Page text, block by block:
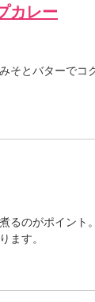
カレー
そとバターでコ
るのがポイント
ます。